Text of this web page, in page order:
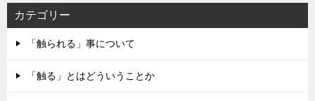
カテゴリー
「触られる」事について
「触る」とはどういうことか